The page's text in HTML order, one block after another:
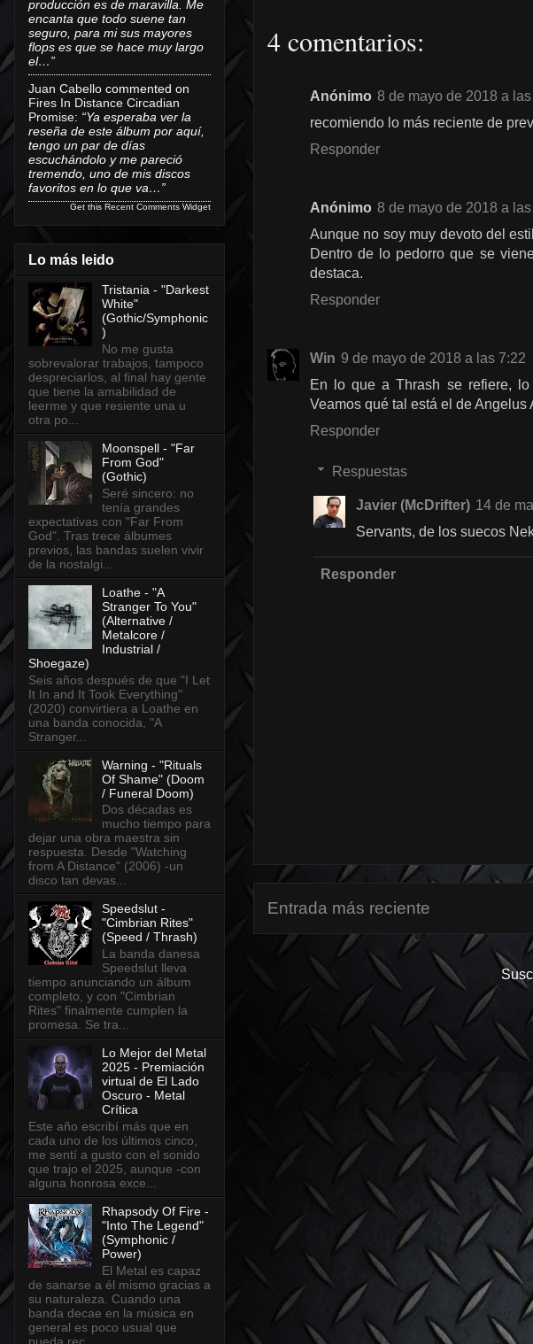
4 comentarios:
Anónimo 8 de mayo de 2018 a
recomiendo lo más reciente de
Responder
Anónimo 8 de mayo de 2018 a las
Aunque no soy muy devoto del
Dentro de lo pedorro que se
destaca.
Responder
Win 9 de mayo de 2018 a las 7:22
En lo que a Thrash se refiere,
Veamos qué tal está el de Angelus
Responder
Respuestas
Javier (McDrifter) 14 de
Servants, de los suecos
Responder
Entrada más reciente
producción es de maravilla. Me
encanta que todo suene tan
seguro, para mi sus mayores
flops es que se hace muy largo
el…”
Juan Cabello commented on
Fires In Distance Circadian
Promise: “Ya esperaba ver la
reseña de este álbum por aquí,
tengo un par de días
escuchándolo y me pareció
tremendo, uno de mis discos
favoritos en lo que va…”
Get this Recent Comments Widget
Lo más leido
Tristania - "Darkest
White"
(Gothic/Symphonic
)
No me gusta
sobrevalorar trabajos, tampoco
despreciarlos, al final hay gente
que tiene la amabilidad de
leerme y que resiente una u
otra po...
Moonspell - "Far
From God"
(Gothic)
Seré sincero: no
tenía grandes
expectativas con "Far From
God". Tras trece álbumes
previos, las bandas suelen vivir
de la nostalgi...
Loathe - "A
Stranger To You"
(Alternative /
Metalcore /
Industrial /
Shoegaze)
Seis años después de que "I Let
It In and It Took Everything"
(2020) convirtiera a Loathe en
una banda conocida, "A
Stranger...
Warning - "Rituals
Of Shame" (Doom
/ Funeral Doom)
Dos décadas es
mucho tiempo para
dejar una obra maestra sin
respuesta. Desde "Watching
from A Distance" (2006) -un
disco tan devas...
Speedslut -
"Cimbrian Rites"
(Speed / Thrash)
La banda danesa
Speedslut lleva
tiempo anunciando un álbum
completo, y con "Cimbrian
Rites" finalmente cumplen la
promesa. Se tra...
Lo Mejor del Metal
2025 - Premiación
virtual de El Lado
Oscuro - Metal
Crítica
Este año escribí más que en
cada uno de los últimos cinco,
me sentí a gusto con el sonido
que trajo el 2025, aunque -con
alguna honrosa exce...
Rhapsody Of Fire -
"Into The Legend"
(Symphonic /
Power)
El Metal es capaz
de sanarse a él mismo gracias a
su naturaleza. Cuando una
banda decae en la música en
general es poco usual que
pueda rec...